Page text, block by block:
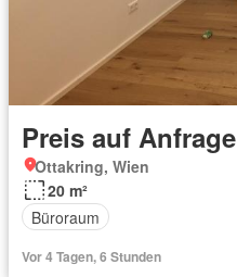
Preis auf Anfrage
Ottakring, Wien
20 m²
Büroraum
Vor 4 Tagen, 6 Stunden